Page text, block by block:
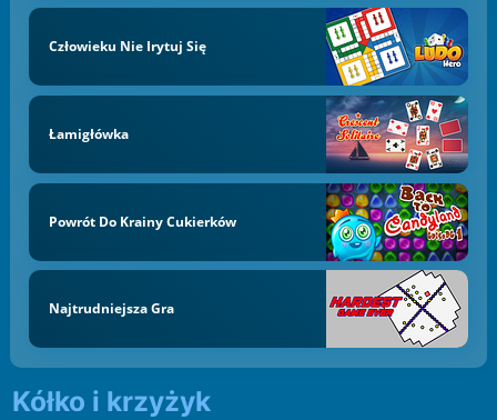
Człowieku Nie Irytuj Się
Łamigłówka
Powrót Do Krainy Cukierków
Najtrudniejsza Gra
Kółko i krzyżyk